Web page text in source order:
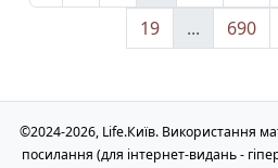
19
... 690
©2024-2026, Life.Київ. Використання
посилання (для інтернет-видань -